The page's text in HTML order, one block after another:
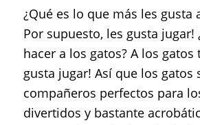
¿Qué es lo que más les gusta
Por supuesto, les gusta jugar!
hacer a los gatos? A los gatos
gusta jugar! Así que los gatos
compañeros perfectos para
divertidos y bastante